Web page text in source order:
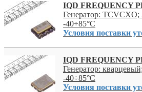
IQD FREQUENCY
Генератор:
-40÷85°C
Условия поставки
IQD FREQUENCY
Генератор:
-40÷85°C
Условия поставки